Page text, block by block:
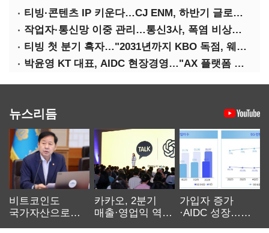
티빙·콘텐츠 IP 키운다…CJ ENM, 하반기 글로벌 확장 가속
작업자·통신망 이중 관리…통신3사, 폭염 비상대응 돌입
티빙 첫 분기 흑자…"2031년까지 KBO 독점, 웨이브 합병도 속도"
박윤영 KT 대표, AIDC 현장경영…"AX 플랫폼 핵심 인프라로 키운다"
뉴스리듬
비트코인도
국가자산으로…'
카카오, 2분기
매출·영업익 역대
가입자 증가
·AIDC 성장…